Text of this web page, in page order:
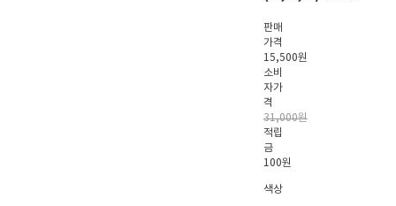
판매
가격
15,500원
소비
자가
격
31,000원
적립
금
100원
색상